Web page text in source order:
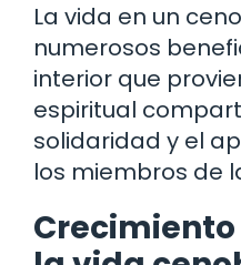
La vida en un
numerosos
interior que
espiritual
solidaridad y el
los miembros de